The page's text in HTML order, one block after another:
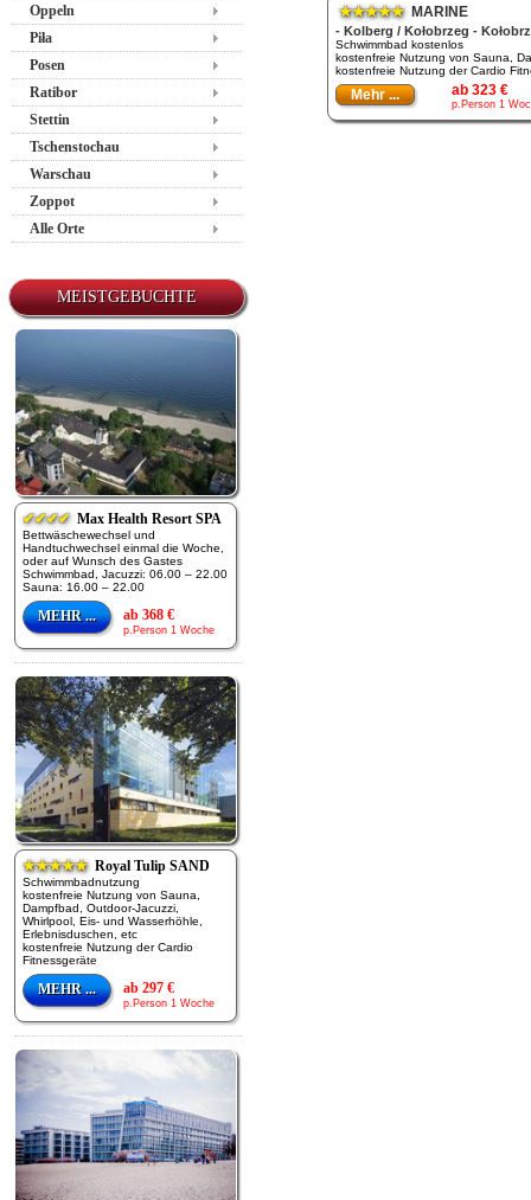
Oppeln
Piła
Posen
Ratibor
Stettin
Tschenstochau
Warschau
Zoppot
Alle Orte
MEISTGEBUCHTE
✔✔✔✔ Max Health Resort SPA
Bettwäschewechsel und
Handtuchwechsel einmal die Woche,
oder auf Wunsch des Gastes
Schwimmbad, Jacuzzi: 06.00 – 22.00
Sauna: 16.00 – 22.00
MEHR ... ab 368 €
p.Person 1 Woche
★★★★★Royal Tulip SAND
Schwimmbadnutzung
kostenfreie Nutzung von Sauna,
Dampfbad, Outdoor-Jacuzzi,
Whirlpool, Eis- und Wasserhöhle,
Erlebnisduschen, etc
kostenfreie Nutzung der Cardio
Fitnessgeräte
MEHR ... ab 297 €
p.Person 1 Woche
★★★★★MARINE
- Kolberg / Kołobrzeg -
Schwimmbad kostenlos
kostenfreie Nutzung von Sauna,
kostenfreie Nutzung der Cardio
Mehr ... ab 323 €
p.Person 1